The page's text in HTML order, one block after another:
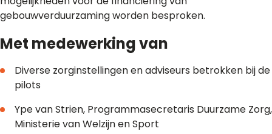
gebouwverduurzaming worden besproken.
Met medewerking van
Diverse zorginstellingen en adviseurs betrokken bij de
pilots
Ype van Strien, Programmasecretaris Duurzame Zorg,
Ministerie van Welzijn en Sport